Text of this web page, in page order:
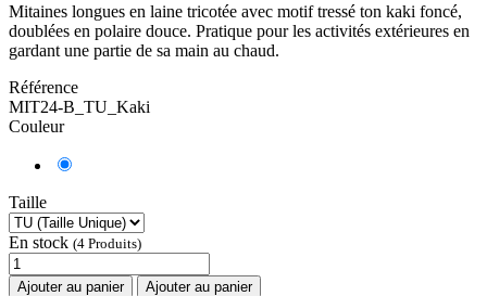
Mitaines longues en laine tricotée avec motif tressé ton kaki foncé,
doublées en polaire douce. Pratique pour les activités extérieures en
gardant une partie de sa main au chaud.
Référence
MIT24-B_TU_Kaki
Couleur
Taille
En stock (4 Produits)
Ajouter au panier Ajouter au panier